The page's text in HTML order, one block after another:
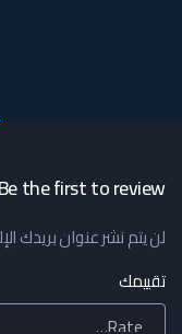
Be the first to review “المداح”
لن يتم نشر عنوان بريدك
تقييمك